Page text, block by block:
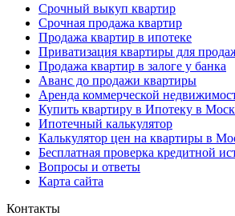
Срочный выкуп квартир
Срочная продажа квартир
Продажа квартир в ипотеке
Приватизация квартиры для
Продажа квартир в залоге у банка
Аванс до продажи квартиры
Аренда коммерческой
Купить квартиру в Ипотеку в
Ипотечный калькулятор
Калькулятор цен на квартиры в
Бесплатная проверка кредитной
Вопросы и ответы
Карта сайта
Контакты